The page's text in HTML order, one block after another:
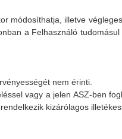
illetve
a Felhasználó
nem érinti.
vagy a jelen ASZ-ben
kizárólagos